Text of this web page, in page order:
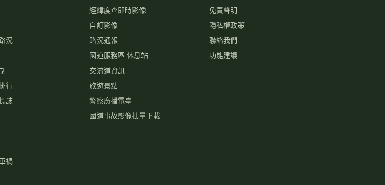
況
行
誌
禍
經緯度查即時影像
自訂影像
路況通報
國道服務區 休息站
交流道資訊
旅遊景點
警察廣播電臺
國道事故影像批量下載
免責聲明
隱私權政策
聯絡我們
功能建議